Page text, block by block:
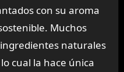
con su aroma
Muchos
naturales
cual la hace única